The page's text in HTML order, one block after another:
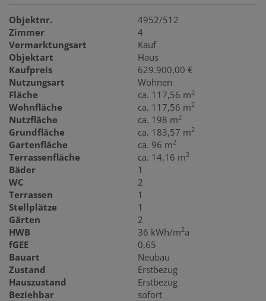
Objektnr.
4952/512
Zimmer
4
Vermarktungsart
Kauf
Objektart
Haus
Kaufpreis
629.900,00 €
Nutzungsart
Wohnen
Fläche
ca. 117,56 m2
Wohnfläche ca. 117,56 m2
Nutzfläche ca. 198 m2
Grundfläche ca. 183,57 m2
Gartenfläche ca. 96 m2
Terrassenfläche ca. 14,16 m2
Bäder
1
WC
2
Terrassen
1
Stellplätze
1
Gärten
2
HWB
36 kWh/m2a
fGEE
0,65
Bauart
Neubau
Zustand
Erstbezug
Hauszustand
Erstbezug
Beziehbar
sofort